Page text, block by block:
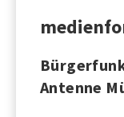
Antenne